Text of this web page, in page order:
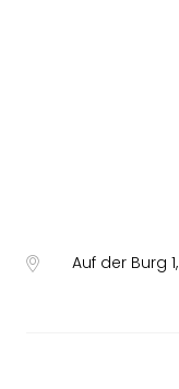
Auf der Burg 1,